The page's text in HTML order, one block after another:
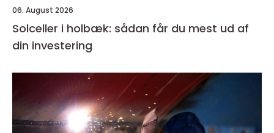
06. August 2026
Solceller i holbæk: sådan får du mest ud af
din investering